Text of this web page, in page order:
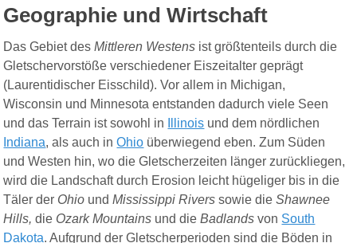
Geographie und Wirtschaft
Das Gebiet desMittleren Westens ist größtenteils durch die
Gletschervorstöße verschiedener Eiszeitalter geprägt
(Laurentidischer Eisschild). Vor allem in Michigan,
Wisconsin und Minnesota entstanden dadurch viele Seen
und das Terrain ist sowohl in
Illinois und dem nördlichen
Indiana, als auch inOhio überwiegend eben. Zum Süden
und Westen hin, wo die Gletscherzeiten länger zurückliegen,
wird die Landschaft durch Erosion leicht hügeliger bis in die
Täler der Ohio undMississippi Riverssowie die Shawnee
Hills, die Ozark Mountains und dieBadlands von South
Dakota. Aufgrund der Gletscherperioden sind die Böden in